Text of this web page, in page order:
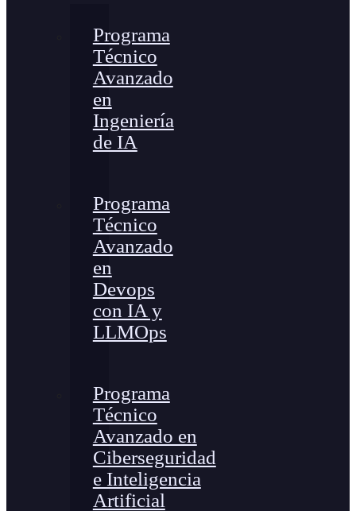
Programa
Técnico
Avanzado
en
Ingeniería
de IA
Programa
Técnico
Avanzado
en
Devops
con IA y
LLMOps
Programa
Técnico
Avanzado en
Ciberseguridad
e Inteligencia
Artificial